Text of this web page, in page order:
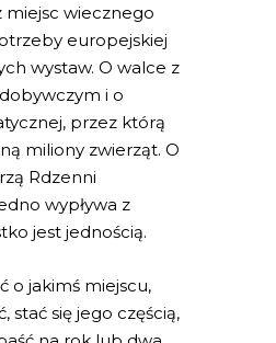
miejsc wiecznego
europejskiej
wystaw. O walce z
i o
przez którą
miliony zwierząt. O
Rdzenni
wypływa z
jest jednością.
o jakimś miejscu,
stać się jego częścią,